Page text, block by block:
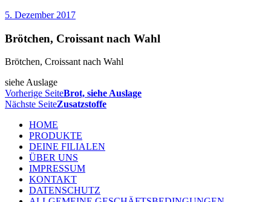
5. Dezember 2017
Brötchen, Croissant nach Wahl
Brötchen, Croissant nach Wahl
siehe Auslage
Vorherige SeiteBrot, siehe Auslage
Nächste SeiteZusatzstoffe
HOME
PRODUKTE
DEINE FILIALEN
ÜBER UNS
IMPRESSUM
KONTAKT
DATENSCHUTZ